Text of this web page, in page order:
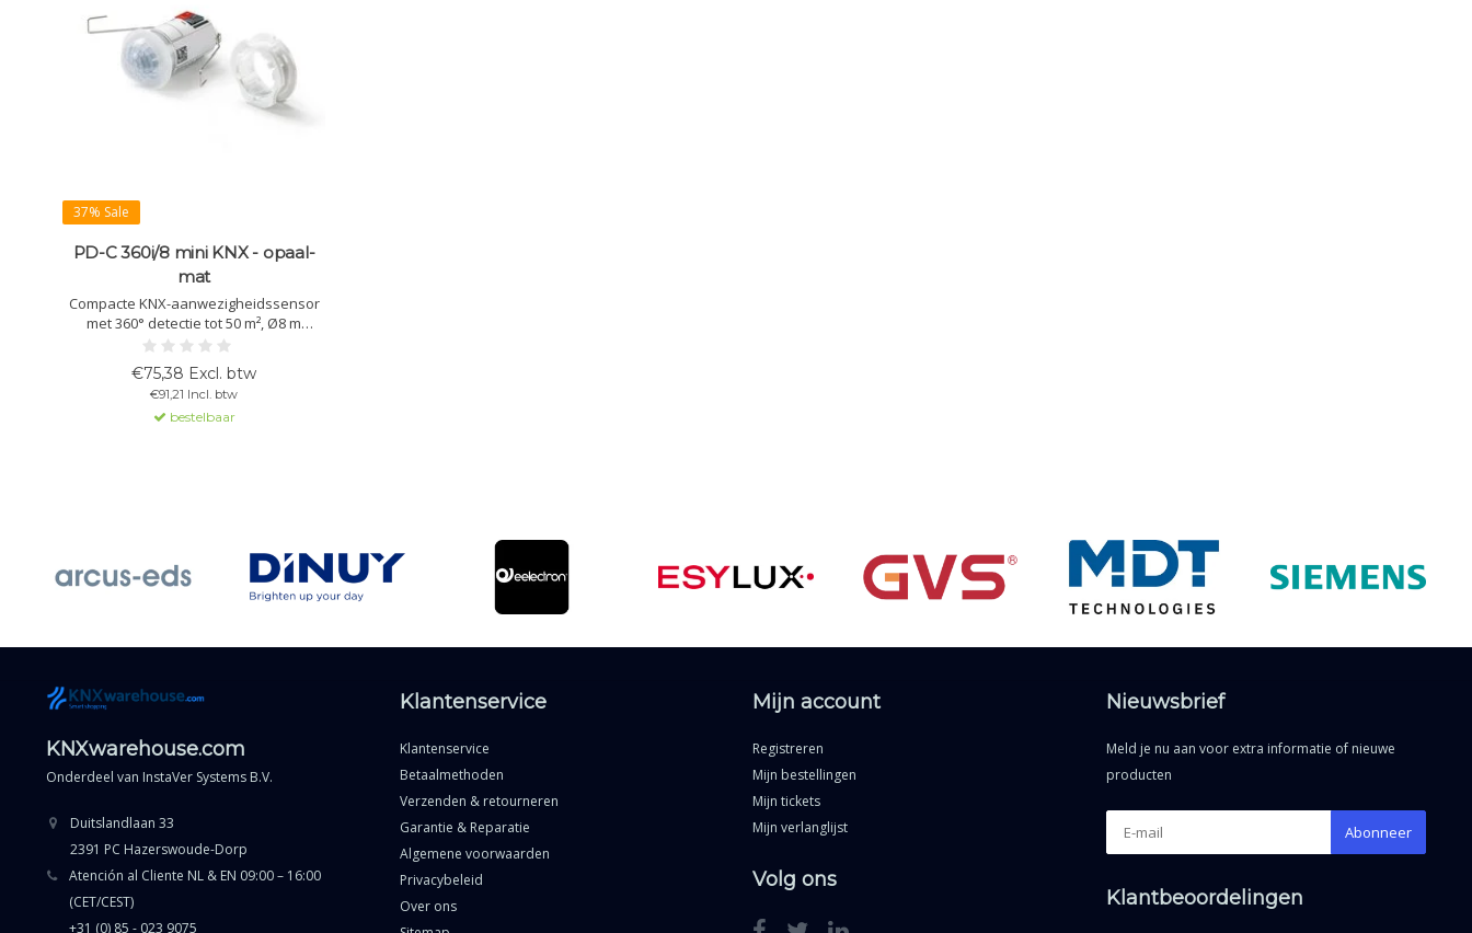
37% Sale
PD-C 360i/8 mini KNX - opaal-
mat
Compacte KNX-aanwezigheidssensor
met 360° detectie tot 50 m², Ø8 m
diagonaal, montagehoogte 3–5 m.
Opaal-mat. Handmatige bediening en
uitgebreide KNX-functies. IP55, Ø33 mm.
€75,38 Excl. btw
€91,21 Incl. btw
bestelbaar
KNXwarehouse.com
Onderdeel van InstaVer Systems B.V.
Duitslandlaan 33
2391 PC Hazerswoude-Dorp
Atención al Cliente NL & EN 09:00 – 16:00
(CET/CEST)
+31 (0) 85 - 023 9075
Klantenservice
Klantenservice
Betaalmethoden
Verzenden & retourneren
Garantie & Reparatie
Algemene voorwaarden
Privacybeleid
Over ons
Mijn account
Registreren
Mijn bestellingen
Mijn tickets
Mijn verlanglijst
Volg ons
Nieuwsbrief
Meld je nu aan voor extra informatie of nieuwe
producten
Abonneer
Klantbeoordelingen